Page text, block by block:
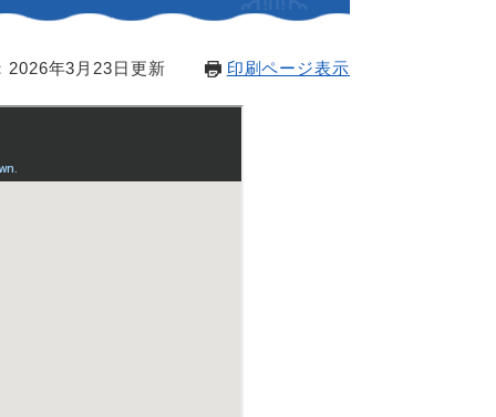
2026年3月23日更新 印刷ページ表示